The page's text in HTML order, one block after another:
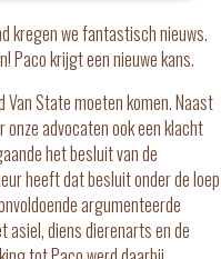
kregen we fantastisch nieuws.
Paco krijgt een nieuwe kans.
Van State moeten komen. Naast
advocaten ook een klacht
het besluit van de
heeft dat besluit onder de loep
argumenteerde
asiel, diens dierenarts en de